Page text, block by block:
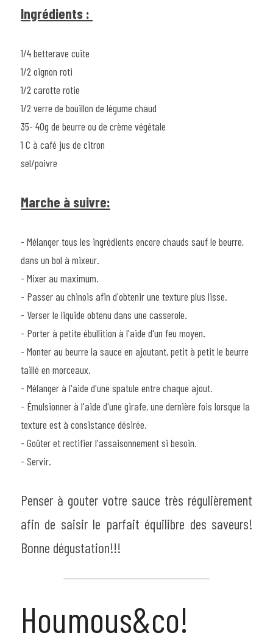
Ingrédients :
1/4 betterave cuite
1/2 oignon roti
1/2 carotte rotie
1/2 verre de bouillon de légume chaud
35- 40g de beurre ou de crème végétale
1 C à café jus de citron
sel/poivre
Marche à suivre:
- Mélanger tous les ingrédients encore chauds sauf le beurre,
dans un bol à mixeur.
- Mixer au maximum.
- Passer au chinois afin d'obtenir une texture plus lisse.
- Verser le liquide obtenu dans une casserole.
- Porter à petite ébullition à l'aide d'un feu moyen.
- Monter au beurre la sauce en ajoutant, petit à petit le beurre
taillé en morceaux.
- Mélanger à l'aide d'une spatule entre chaque ajout.
- Émulsionner à l'aide d'une girafe, une dernière fois lorsque la
texture est à consistance désirée.
- Goûter et rectifier l'assaisonnement si besoin.
- Servir.
Penser à gouter votre sauce très régulièrement
afin de saisir le parfait équilibre des saveurs!
Bonne dégustation!!!
Houmous&co!